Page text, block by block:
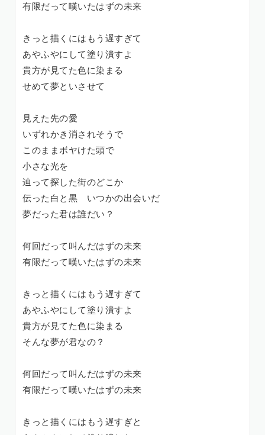
有限だって嘆いたはずの未来
きっと描くにはもう遅すぎて
あやふやにして塗り潰すよ
貴方が見てた色に染まる
せめて夢といさせて
見えた先の愛
いずれかき消されそうで
このままボヤけた頭で
小さな光を
辿って探した街のどこか
伝った白と黒 いつかの出会いだ
夢だった君は誰だい？
何回だって叫んだはずの未来
有限だって嘆いたはずの未来
きっと描くにはもう遅すぎて
あやふやにして塗り潰すよ
貴方が見てた色に染まる
そんな夢が君なの？
何回だって叫んだはずの未来
有限だって嘆いたはずの未来
きっと描くにはもう遅すぎと